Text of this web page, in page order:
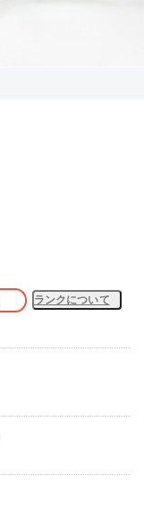
ランクについて